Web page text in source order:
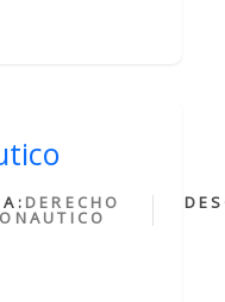
DERECHO